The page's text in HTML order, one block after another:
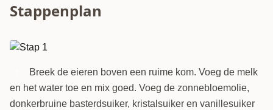
Stappenplan
Breek de eieren boven een ruime kom. Voeg de melk
en het water toe en mix goed. Voeg de zonnebloemolie,
donkerbruine basterdsuiker, kristalsuiker en vanillesuiker